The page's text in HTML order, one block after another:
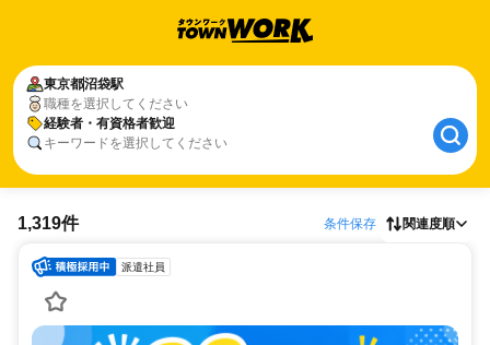
東京都沼袋駅
職種を選択してください
経験者・有資格者歓迎
キーワードを選択してください
1,319件 条件保存 関連度順
派遣社員